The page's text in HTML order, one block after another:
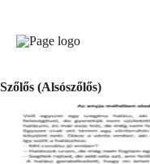
Szőlős (Alsószőlős)